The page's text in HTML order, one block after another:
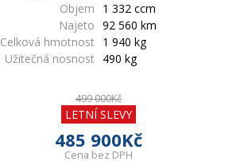
Objem
1 332 ccm
Najeto 92 560 km
Celková hmotnost
1 940 kg
Užitečná nosnost
490 kg
499 000Kč
LETNÍ SLEVY
485 900Kč
Cena bez DPH